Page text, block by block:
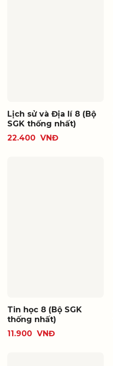
Lịch sử và Địa lí 8 (Bộ
SGK thống nhất)
22.400 VNĐ
Tin học 8 (Bộ SGK
thống nhất)
11.900 VNĐ